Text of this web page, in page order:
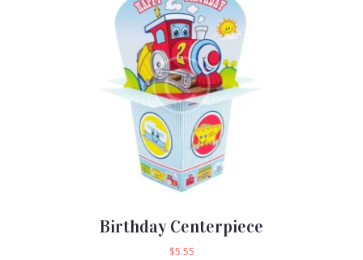
Birthday Centerpiece
$5.55